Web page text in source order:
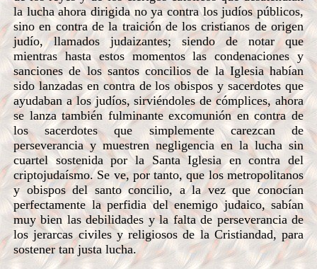
la lucha ahora dirigida no ya contra los judíos públicos,
sino en contra de la traición de los cristianos de origen
judío, llamados judaizantes; siendo de notar que
mientras hasta estos momentos las condenaciones y
sanciones de los santos concilios de la Iglesia habían
sido lanzadas en contra de los obispos y sacerdotes que
ayudaban a los judíos, sirviéndoles de cómplices, ahora
se lanza también fulminante excomunión en contra de
los sacerdotes que simplemente carezcan de
perseverancia y muestren negligencia en la lucha sin
cuartel sostenida por la Santa Iglesia en contra del
criptojudaísmo. Se ve, por tanto, que los metropolitanos
y obispos del santo concilio, a la vez que conocían
perfectamente la perfidia del enemigo judaico, sabían
muy bien las debilidades y la falta de perseverancia de
los jerarcas civiles y religiosos de la Cristiandad, para
sostener tan justa lucha.